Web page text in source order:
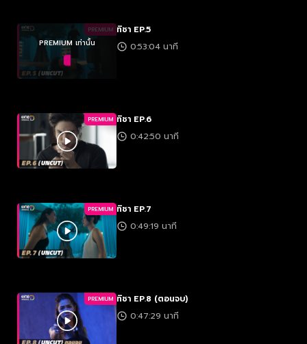
PREMIUM
PREMIUM เท่านั้น
ทิชา EP.5
0:53:04 นาที
PREMIUM ทิชา EP.6
0:42:50 นาที
PREMIUM ทิชา EP.7
0:49:19 นาที
PREMIUM ทิชา EP.8 (ตอนจบ)
0:47:29 นาที